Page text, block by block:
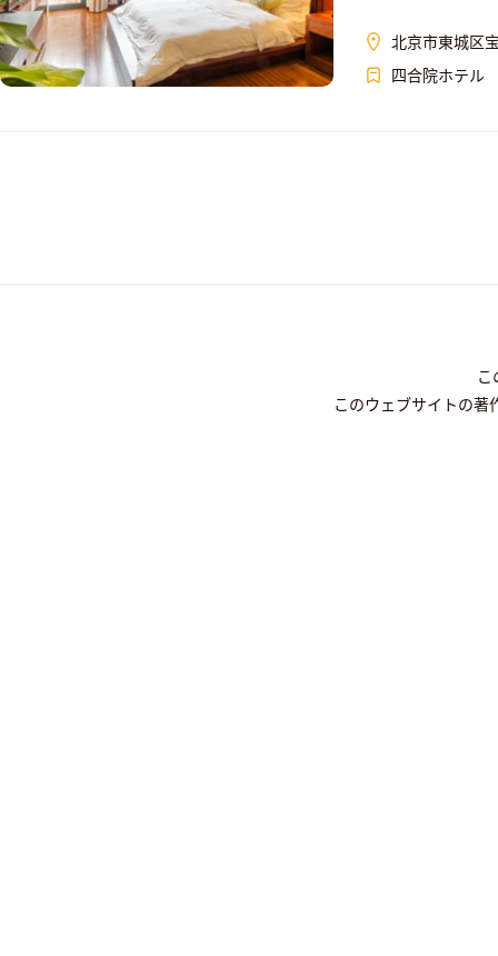
北京市東城区
四合院ホテル
このウェブサイトの